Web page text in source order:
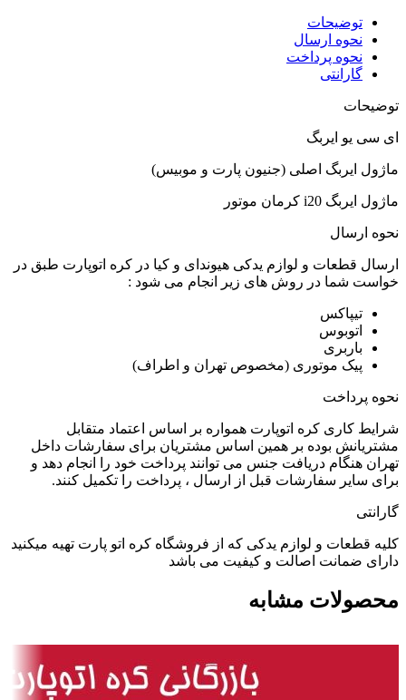
توضیحات
نحوه ارسال
نحوه پرداخت
گارانتی
توضیحات
ای سی یو ایربگ
ماژول ایربگ اصلی (جنیون پارت و موبیس)
ماژول ایربگ i20 کرمان موتور
نحوه ارسال
ارسال قطعات و لوازم یدکی هیوندای و کیا در کره اتوپارت طبق در
خواست شما در روش های زیر انجام می شود :
تیپاکس
اتوبوس
باربری
پیک موتوری (مخصوص تهران و اطراف)
نحوه پرداخت
شرایط کاری کره اتوپارت همواره بر اساس اعتماد متقابل
مشتریانش بوده بر همین اساس مشتریان برای سفارشات داخل
تهران هنگام دریافت جنس می توانند پرداخت خود را انجام دهد و
برای سایر سفارشات قبل از ارسال ، پرداخت را تکمیل کنند.
گارانتی
کلیه قطعات و لوازم یدکی که از فروشگاه کره اتو پارت تهیه میکنید
دارای ضمانت اصالت و کیفیت می باشد
محصولات مشابه